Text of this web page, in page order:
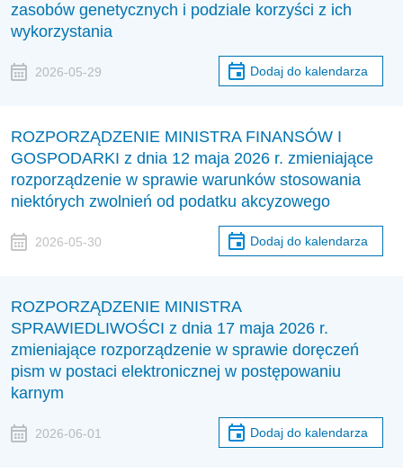
zasobów genetycznych i podziale korzyści z ich
wykorzystania
2026-05-29 Dodaj do kalendarza
ROZPORZĄDZENIE MINISTRA FINANSÓW I
GOSPODARKI z dnia 12 maja 2026 r. zmieniające
rozporządzenie w sprawie warunków stosowania
niektórych zwolnień od podatku akcyzowego
2026-05-30 Dodaj do kalendarza
ROZPORZĄDZENIE MINISTRA
SPRAWIEDLIWOŚCI z dnia 17 maja 2026 r.
zmieniające rozporządzenie w sprawie doręczeń
pism w postaci elektronicznej w postępowaniu
karnym
2026-06-01 Dodaj do kalendarza